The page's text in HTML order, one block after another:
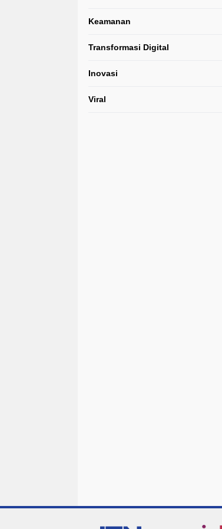
Keamanan
Transformasi Digital
Inovasi
Viral